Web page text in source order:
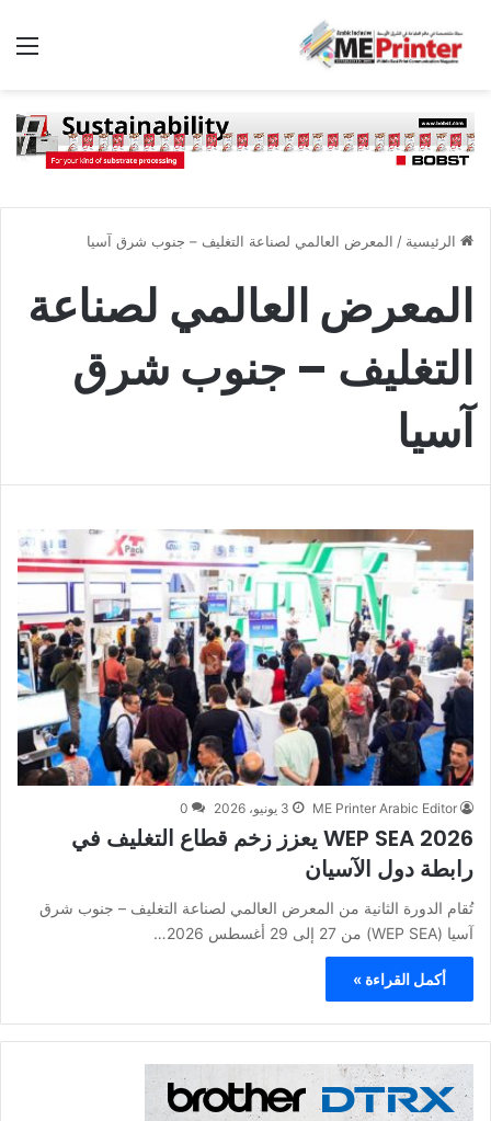
الرئيسية / المعرض العالمي لصناعة التغليف – جنوب شرق آسيا
المعرض العالمي لصناعة
التغليف – جنوب شرق
آسيا
ME Printer Arabic Editor 3 يونيو، 2026 0
WEP SEA 2026 يعزز زخم قطاع التغليف في
رابطة دول الآسيان
تُقام الدورة الثانية من المعرض العالمي لصناعة التغليف – جنوب شرق
آسيا (WEP SEA) من 27 إلى 29 أغسطس 2026…
أكمل القراءة »